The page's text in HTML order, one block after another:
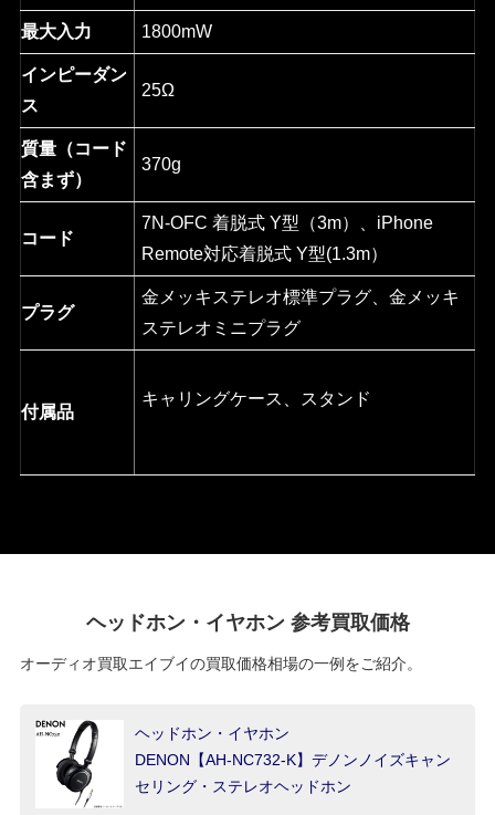
最大入力 1800mW
インピーダン
ス
25Ω
質量（コード
含まず）
370g
コード
7N-OFC 着脱式 Y型（3m）、iPhone
Remote対応着脱式 Y型(1.3m）
プラグ
金メッキステレオ標準プラグ、金メッキ
ステレオミニプラグ
付属品
キャリングケース、スタンド
ヘッドホン・イヤホン 参考買取価格
オーディオ買取エイブイの買取価格相場の一例をご紹介。
ヘッドホン・イヤホン
DENON【AH-NC732-K】デノンノイズキャン
セリング・ステレオヘッドホン